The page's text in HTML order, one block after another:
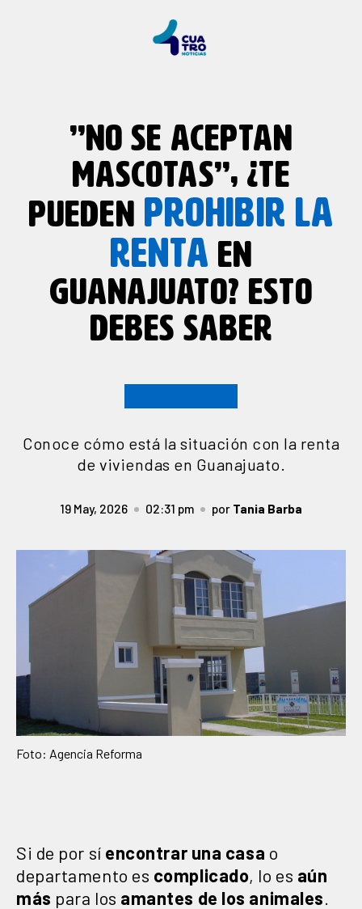
”NO SE ACEPTAN
MASCOTAS”, ¿TE
PUEDEN PROHIBIR LA
RENTA EN
GUANAJUATO? ESTO
DEBES SABER
Conoce cómo está la situación con la renta
de viviendas en Guanajuato.
19 May, 2026 02:31 pm por Tania Barba
Foto: Agencia Reforma
Si de por sí encontrar una casa o
departamento es complicado, lo es aún
más para los amantes de los animales